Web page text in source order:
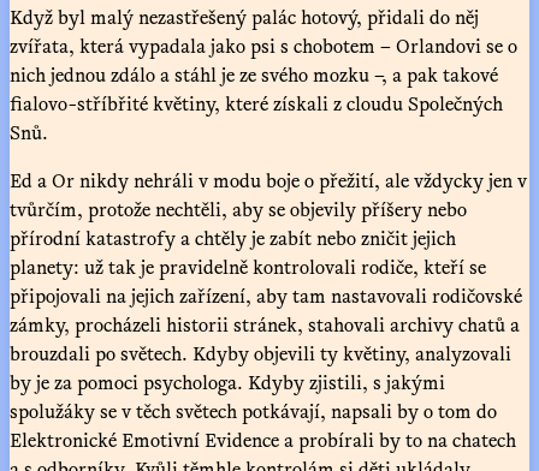
Když byl malý nezastřešený palác hotový, přidali do něj
zvířata, která vypadala jako psi s chobotem – Orlandovi se o
nich jednou zdálo a stáhl je ze svého mozku –, a pak takové
fialovo-stříbřité květiny, které získali z cloudu Společných
Snů.
Ed a Or nikdy nehráli v modu boje o přežití, ale vždycky jen v
tvůrčím, protože nechtěli, aby se objevily příšery nebo
přírodní katastrofy a chtěly je zabít nebo zničit jejich
planety: už tak je pravidelně kontrolovali rodiče, kteří se
připojovali na jejich zařízení, aby tam nastavovali rodičovské
zámky, procházeli historii stránek, stahovali archivy chatů a
brouzdali po světech. Kdyby objevili ty květiny, analyzovali
by je za pomoci psychologa. Kdyby zjistili, s jakými
spolužáky se v těch světech potkávají, napsali by o tom do
Elektronické Emotivní Evidence a probírali by to na chatech